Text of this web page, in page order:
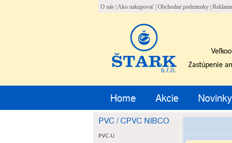
O nás Ako nakupovať Obchodné podmienky
Zastúpenie
Home Akcie Novinky
PVC / CPVC NIBCO
PVC-U